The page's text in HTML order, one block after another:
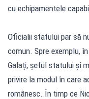
cu echipamentele
Oficialii statului par să
comun. Spre exemplu,
Galați, șeful statului și
privire la modul în care
românesc. În timp ce